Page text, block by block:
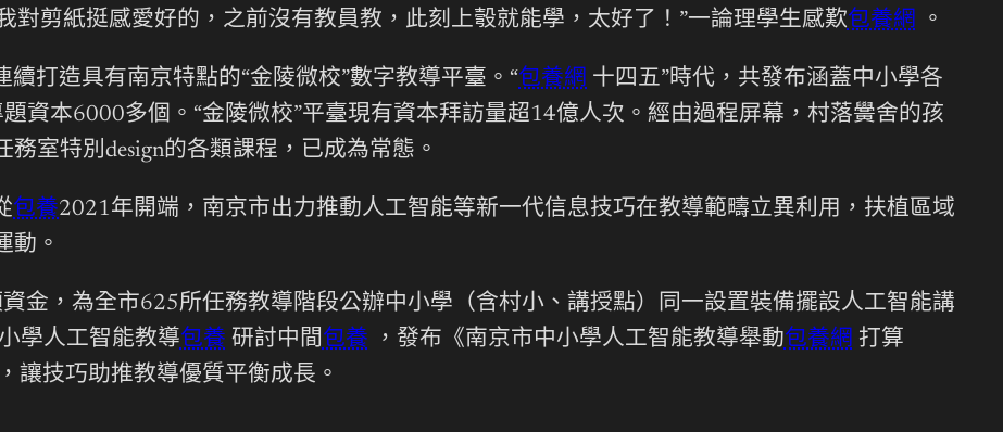
對剪紙挺感愛好的，之前沒有教員教，此刻上彀就能學，太好了！”一論理學生感歎包養網 。
打造具有南京特點的“金陵微校”數字教導平臺。“包養網 十四五”時代，共發布涵蓋中小學各
資本6000多個。“金陵微校”平臺現有資本拜訪量超14億人次。經由過程屏幕，村落黌舍的孩
室特別design的各類課程，已成為常態。
包養2021年開端，南京市出力推動人工智能等新一代信息技巧在教導範疇立異利用，扶植區域
動。
金，為全市625所任務教導階段公辦中小學（含村小、講授點）同一設置裝備擺設人工智能講
學人工智能教導包養 研討中間包養 ，發布《南京市中小學人工智能教導舉動包養網 打算
讓技巧助推教導優質平衡成長。